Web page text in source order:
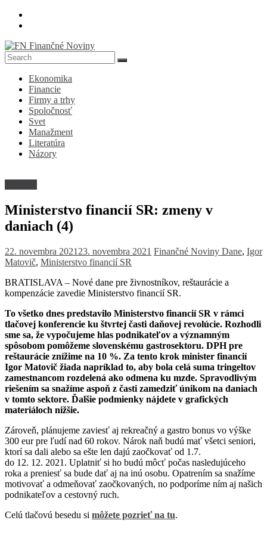
Skip
FN
Finančné
Noviny
Denník
ekonomike
spoločnosti
Ekonomika
Financie
Firmy a trhy
Spoločnosť
Svet
Manažment
Literatúra
Názory
Ministerstvo financií SR: zmeny v
daniach (4)
22. novembra 2021 23. novembra 2021 Finančné Noviny Dane, Igor
Matovič, Ministerstvo financií SR
BRATISLAVA – Nové dane pre živnostníkov, reštaurácie a
kompenzácie zavedie Ministerstvo financií SR.
To všetko dnes predstavilo Ministerstvo financií SR v rámci
tlačovej konferencie ku štvrtej časti daňovej revolúcie. Rozhodli
sme sa, že vypočujeme hlas podnikateľov a významným
spôsobom pomôžeme slovenskému gastrosektoru. DPH pre
reštaurácie znížime na 10 %. Za tento krok minister financií
Igor Matovič žiada napríklad to, aby bola celá suma tringeltov
zamestnancom rozdelená ako odmena ku mzde. Spravodlivým
riešením sa snažíme aspoň z časti zamedziť únikom na daniach
v tomto sektore. Ďalšie podmienky nájdete v grafických
materiáloch nižšie.
Zároveň, plánujeme zaviesť aj rekreačný a gastro bonus vo výške
300 eur pre ľudí nad 60 rokov. Nárok naň budú mať všetci seniori,
ktorí sa dali alebo sa ešte len dajú zaočkovať od 1.7.
do 12. 12. 2021. Uplatniť si ho budú môcť počas nasledujúceho
roka a preniesť sa bude dať aj na inú osobu. Opatrením sa snažíme
motivovať a odmeňovať zaočkovaných, no podporíme ním aj našich
podnikateľov a cestovný ruch.
Celú tlačovú besedu si môžete pozrieť na tu.